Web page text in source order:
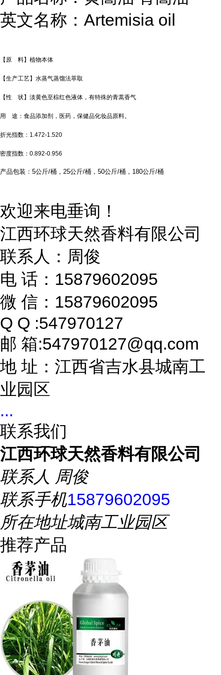
英文名称：Artemisia oil
【原 料】植物本体
【生产工艺】水蒸气蒸馏法萃取
【性 状】淡黄色至棕红色液体，有特殊的青蒿香气
用 途：食品添加剂，医药，保健品化妆品原料。
折光指数：1.472-1.520
密度指数：0.892-0.956
产品包装：5公斤/桶，25公斤/桶，50公斤/桶，180公斤/桶
欢迎来电垂询！
江西环球天然香料有限公司
联系人：周俊
电 话：15879602095
微 信：15879602095
Q Q :547970127
邮 箱:547970127@qq.com
地 址：江西省吉水县城南工
业园区
...
联系我们
江西环球天然香料有限公司
联系人 周俊
联系手机15879602095
所在地址城南工业园区
推荐产品